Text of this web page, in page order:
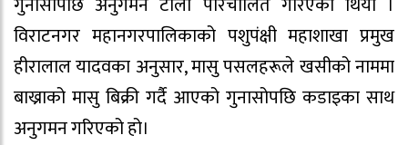
विराटनगर महानगरपालिकाको पशुपंक्षी महाशाखा प्रमुख
हीरालाल यादवका अनुसार, मासु पसलहरूले खसीको नाममा
बाख्राको मासु बिक्री गर्दै आएको गुनासोपछि कडाइका साथ
अनुगमन गरिएको हो।